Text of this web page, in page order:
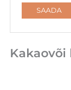
Kakaovõi